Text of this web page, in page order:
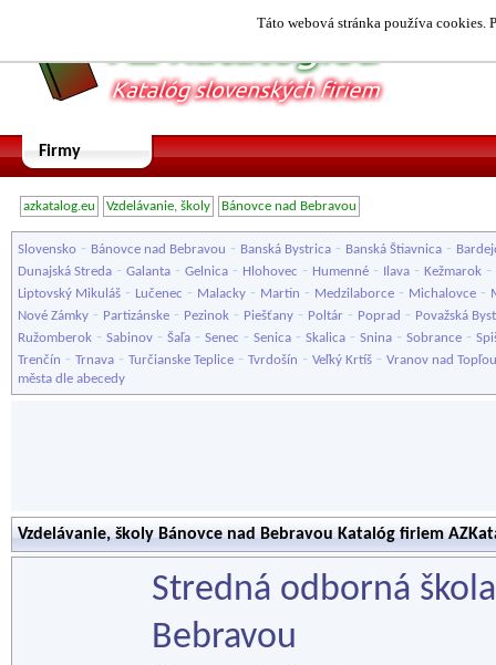
Táto webová stránka používa cookies.
Firmy
azkatalog.eu Vzdelávanie, školy Bánovce nad Bebravou
Slovensko - Bánovce nad Bebravou - Banská Bystrica - Banská Štiavnica -
Dunajská Streda - Galanta - Gelnica - Hlohovec - Humenné - Ilava - Kežmarok -
Liptovský Mikuláš - Lučenec - Malacky - Martin - Medzilaborce - Michalovce -
Nové Zámky - Partizánske - Pezinok - Piešťany - Poltár - Poprad - Považská
Ružomberok - Sabinov - Šaľa - Senec - Senica - Skalica - Snina - Sobrance -
Trenčín - Trnava - Turčianske Teplice - Tvrdošín - Veľký Krtíš - Vranov nad Topľou
města dle abecedy
Vzdelávanie, školy Bánovce nad Bebravou Katalóg firiem
Stredná odborná
Bebravou